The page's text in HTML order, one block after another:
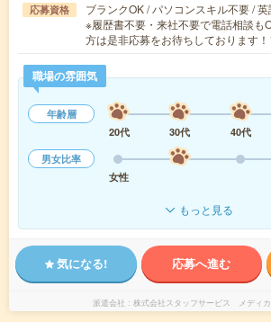
応募資格
ブランクOK / パソコンスキル不要 /
※履歴書不要・来社不要で電話相談も
方は是非応募をお待ちしております
職場の雰囲気
年齢層
20代
30代 40代
男女比率
女性
もっと見る
気になる! 応募へ進む
派遣会社 株式会社スタッフサービス メディ